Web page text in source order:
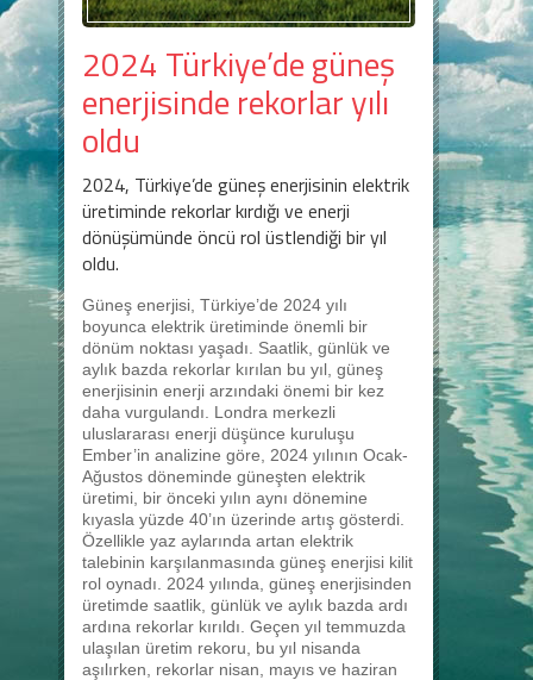
2024 Türkiye’de güneş
enerjisinde rekorlar yılı
oldu
2024, Türkiye’de güneş enerjisinin elektrik
üretiminde rekorlar kırdığı ve enerji
dönüşümünde öncü rol üstlendiği bir yıl
oldu.
Güneş enerjisi, Türkiye’de 2024 yılı
boyunca elektrik üretiminde önemli bir
dönüm noktası yaşadı. Saatlik, günlük ve
aylık bazda rekorlar kırılan bu yıl, güneş
enerjisinin enerji arzındaki önemi bir kez
daha vurgulandı. Londra merkezli
uluslararası enerji düşünce kuruluşu
Ember’in analizine göre, 2024 yılının Ocak-
Ağustos döneminde güneşten elektrik
üretimi, bir önceki yılın aynı dönemine
kıyasla yüzde 40’ın üzerinde artış gösterdi.
Özellikle yaz aylarında artan elektrik
talebinin karşılanmasında güneş enerjisi kilit
rol oynadı. 2024 yılında, güneş enerjisinden
üretimde saatlik, günlük ve aylık bazda ardı
ardına rekorlar kırıldı. Geçen yıl temmuzda
ulaşılan üretim rekoru, bu yıl nisanda
aşılırken, rekorlar nisan, mayıs ve haziran